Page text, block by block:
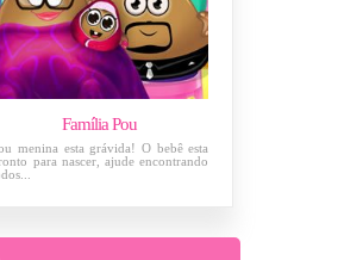
Família Pou
menina esta grávida! O bebê esta
para nascer, ajude encontrando